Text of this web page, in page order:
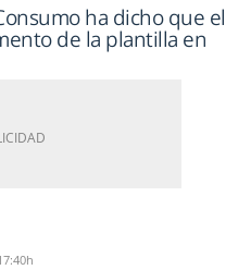
ha dicho que el
de la plantilla en